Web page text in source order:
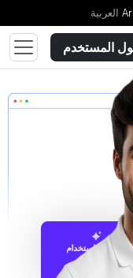
العربية
المستخدم
الاقتراح باستخدام